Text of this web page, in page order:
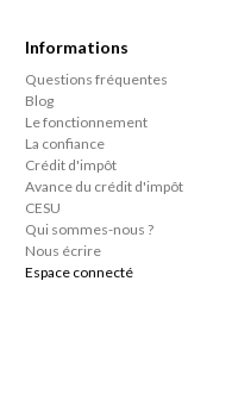
Informations
Questions fréquentes
Blog
Le fonctionnement
La confiance
Crédit d'impôt
Avance du crédit d'impôt
CESU
Qui sommes-nous ?
Nous écrire
Espace connecté